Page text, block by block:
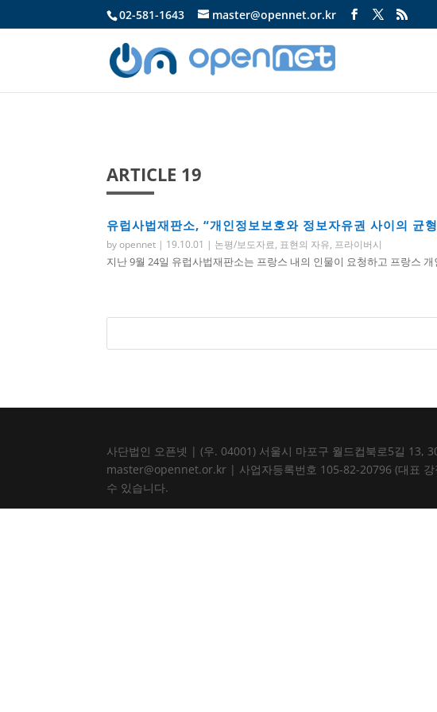
02-581-1643 master@opennet.or.kr
ARTICLE 19
유럽사법재판소, “개인정보보호와 정보자유권 사이의 균
byopennet | 19.10.01 | 논평/보도자료, 표현의 자유, 프라이버시
지난 9월 24일 유럽사법재판소는 프랑스 내의 인물이 요청하고 프랑스
사단법인 오픈넷 | (우. 04001) 서울시 마포구 월드컵북로5길
master@opennet.or.kr | 사업자등록번호 105-82-20796 (대표
수 있습니다.